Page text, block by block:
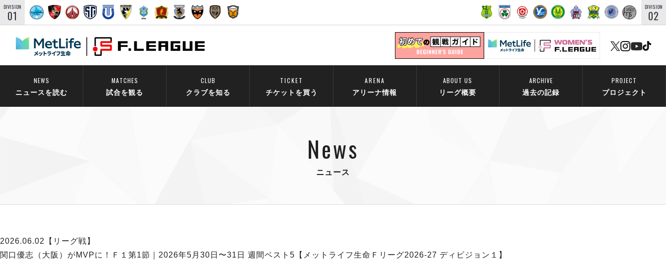
DIVISION
01
DIVISION
02
NEWS
ニュースを読む
MATCHES
試合を観る
CLUB
クラブを知る
TICKET
チケットを買う
ARENA
アリーナ情報
ABOUT US
リーグ概要
ARCHIVE
過去の記録
PROJECT
プロジェクト
News
ニュース
2026.06.02
【リーグ戦】
関口優志（大阪）がMVPに！Ｆ１第1節｜2026年5月30日〜31日 週間ベスト5【メットライフ生命Ｆリーグ2026-27 ディビジョン１】